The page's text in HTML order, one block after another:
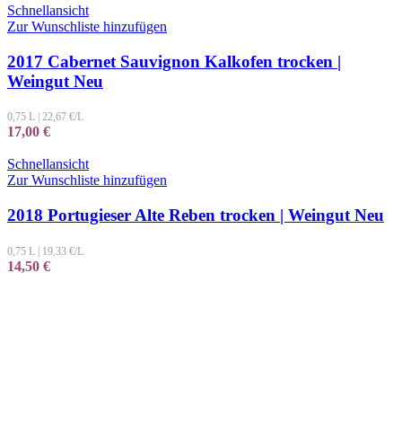
Schnellansicht
Zur Wunschliste hinzufügen
2017 Cabernet Sauvignon Kalkofen trocken |
Weingut Neu
0,75 L 22,67 €/L
17,00 €
Schnellansicht
Zur Wunschliste hinzufügen
2018 Portugieser Alte Reben trocken | Weingut Neu
0,75 L | 19,33 €/L
14,50 €